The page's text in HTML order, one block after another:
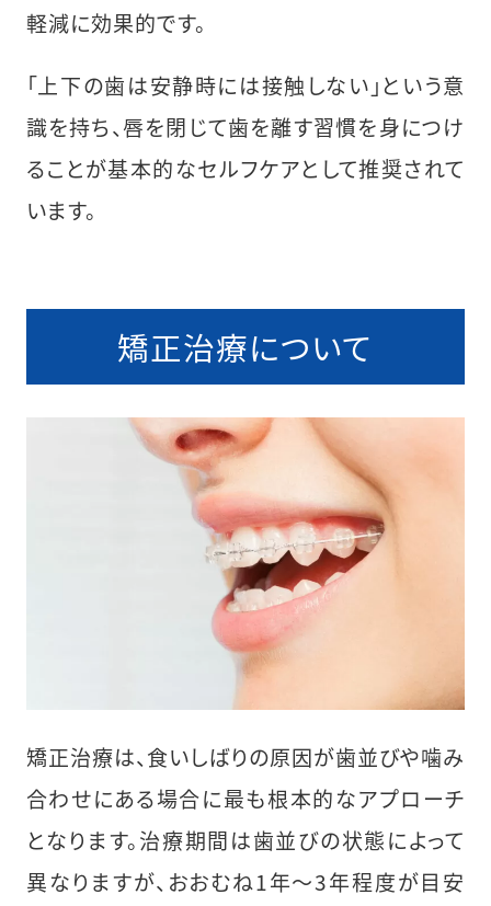
軽減に効果的です。
「上下の歯は安静時には接触しない」という意
識を持ち、唇を閉じて歯を離す習慣を身につけ
ることが基本的なセルフケアとして推奨されて
います。
矯正治療について
矯正治療は、食いしばりの原因が歯並びや噛み
合わせにある場合に最も根本的なアプローチ
となります。治療期間は歯並びの状態によって
異なりますが、おおむね1年〜3年程度が目安